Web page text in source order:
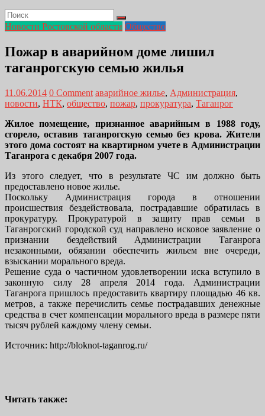
Новости Ростовской области Общество
Пожар в аварийном доме лишил
таганрогскую семью жилья
11.06.2014 0 Comment аварийное жилье, Администрация,
новости, НТК, общество, пожар, прокуратура, Таганрог
Жилое помещение, признанное аварийным в 1988 году,
сгорело, оставив таганрогскую семью без крова. Жители
этого дома состоят на квартирном учете в Администрации
Таганрога с декабря 2007 года.
Из этого следует, что в результате ЧС им должно быть
предоставлено новое жилье.
Поскольку Администрация города в отношении
происшествия бездействовала, пострадавшие обратилась в
прокуратуру. Прокуратурой в защиту прав семьи в
Таганрогский городской суд направлено исковое заявление о
признании бездействий Администрации Таганрога
незаконными, обязании обеспечить жильем вне очереди,
взыскании морального вреда.
Решение суда о частичном удовлетворении иска вступило в
законную силу 28 апреля 2014 года. Администрации
Таганрога пришлось предоставить квартиру площадью 46 кв.
метров, а также перечислить семье пострадавших денежные
средства в счет компенсации морального вреда в размере пяти
тысяч рублей каждому члену семьи.
Источник: http://bloknot-taganrog.ru/
Читать также: